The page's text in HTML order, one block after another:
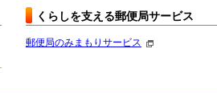
くらしを支える郵便局サービス
郵便局のみまもりサービス